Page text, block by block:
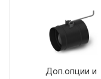
Доп.опции и